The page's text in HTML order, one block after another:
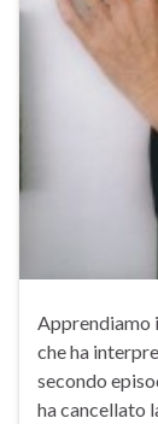
Apprendiamo
che ha
secondo
ha cancellato